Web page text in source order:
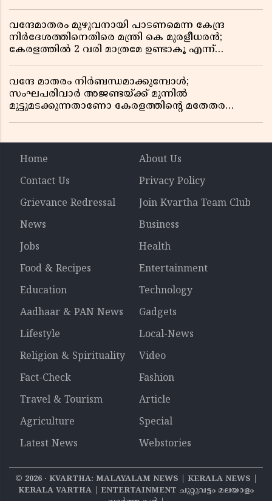
വന്ദേമാതരം മുഴുവനായി പാടണമെന്ന കേന്ദ്ര
നിർദേശത്തിനെതിരെ മന്ത്രി കെ മുരളീധരൻ;
കേരളത്തിൽ 2 വരി മാത്രമേ ഉണ്ടാകൂ എന്ന്
വന്ദേ മാതരം നിർബന്ധമാക്കുമ്പോൾ;
സംഘപരിവാർ അജണ്ടയ്ക്ക് മുന്നിൽ
മുട്ടുമടക്കുന്നതാണോ കേരളത്തിന്റെ മതേതര
Home
About Us
Contact Us
Privacy Policy
Grievance Redressal
Join Kvartha Team Club
News
Business
Jobs
Health
Food & Recipes
Entertainment
Education
Technology
Aadhaar & PAN News
Gadgets
Lifestyle
Local-News
Religion & Spirituality
Video
Fact-Check
Fashion
Travel & Tourism
Article
Agriculture
Special
Latest News
Webstories
© 2026‧ KVARTHA: MALAYALAM NEWS | KERALA NEWS |
KERALA VARTHA | ENTERTAINMENT ചുറ്റുവട്ടം മലയാളം